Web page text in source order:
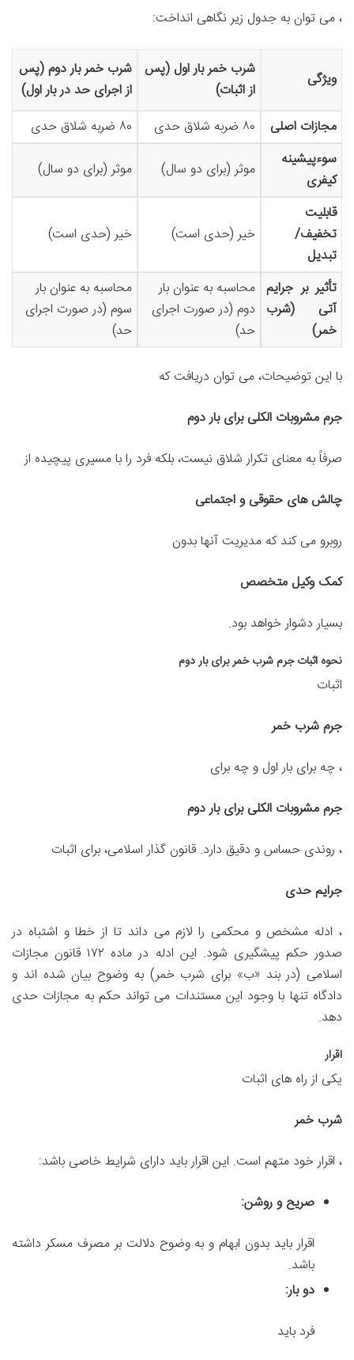
، می توان به جدول زیر نگاهی انداخت:
ویژگی
شرب خمر بار اول (پس
از اثبات)
شرب خمر بار دوم (پس
از اجرای حد در بار اول)
مجازات اصلی
۸۰ ضربه شلاق حدی
۸۰ ضربه شلاق حدی
سوءپیشینه
کیفری
موثر (برای دو سال) موثر (برای دو سال)
قابلیت
تخفیف/
تبدیل
خیر (حدی است) خیر (حدی است)
تأثیر بر جرایم
آتی (شرب
خمر)
محاسبه به عنوان بار
دوم (در صورت اجرای
حد)
محاسبه به عنوان بار
سوم (در صورت اجرای
حد)
با این توضیحات، می توان دریافت که
جرم مشروبات الکلی برای بار دوم
صرفاً به معنای تکرار شلاق نیست، بلکه فرد را با مسیری پیچیده از
چالش های حقوقی و اجتماعی
روبرو می کند که مدیریت آنها بدون
کمک وکیل متخصص
بسیار دشوار خواهد بود.
نحوه اثبات جرم شرب خمر برای بار دوم
اثبات
جرم شرب خمر
، چه برای بار اول و چه برای
جرم مشروبات الکلی برای بار دوم
، روندی حساس و دقیق دارد. قانون گذار اسلامی، برای اثبات
جرایم حدی
، ادله مشخص و محکمی را لازم می داند تا از خطا و اشتباه در
صدور حکم پیشگیری شود. این ادله در ماده ۱۷۲ قانون مجازات
اسلامی (در بند «ب» برای شرب خمر) به وضوح بیان شده اند و
دادگاه تنها با وجود این مستندات می تواند حکم به مجازات حدی
دهد.
اقرار
یکی از راه های اثبات
شرب خمر
، اقرار خود متهم است. این اقرار باید دارای شرایط خاصی باشد:
صریح و روشن:
اقرار باید بدون ابهام و به وضوح دلالت بر مصرف مسکر داشته
باشد.
دو بار:
فرد باید